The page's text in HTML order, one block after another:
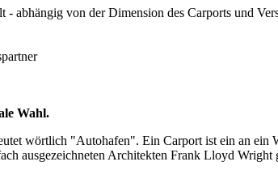
abhängig von der Dimension des Carports und
Wahl.
wörtlich "Autohafen". Ein Carport ist ein an ein
ausgezeichneten Architekten Frank Lloyd